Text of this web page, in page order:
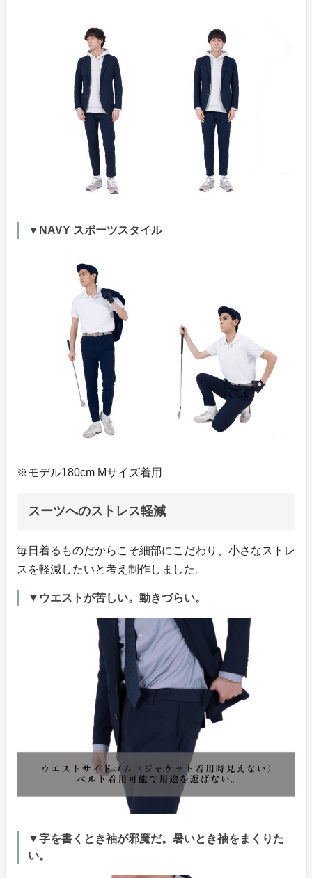
▼NAVY スポーツスタイル
※モデル180cm Mサイズ着用
スーツへのストレス軽減
毎日着るものだからこそ細部にこだわり、小さなストレ
スを軽減したいと考え制作しました。
▼ウエストが苦しい。動きづらい。
▼字を書くとき袖が邪魔だ。暑いとき袖をまくりた
い。